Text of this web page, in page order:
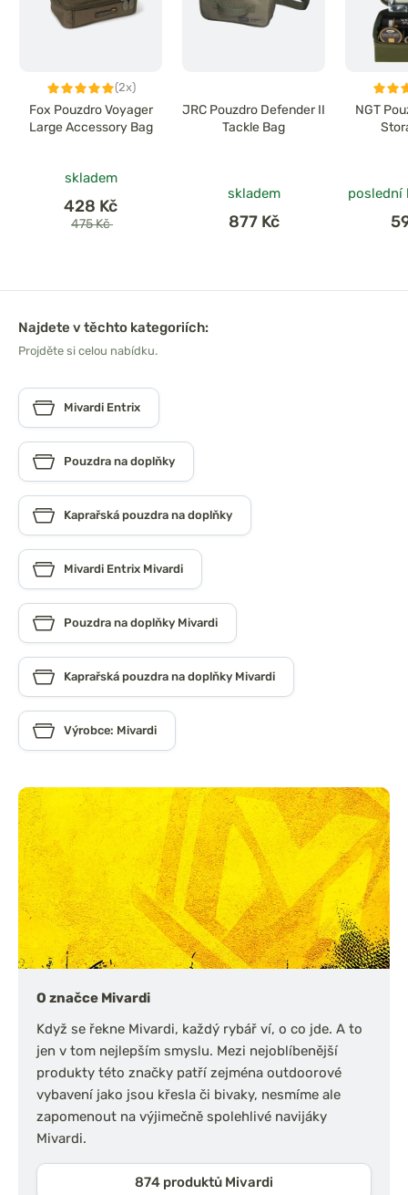
(2x)
Fox Pouzdro Voyager
Large Accessory Bag
skladem
428 Kč
475 Kč
JRC Pouzdro Defender II
Tackle Bag
skladem
877 Kč
NGT
poslední
Najdete v těchto kategoriích:
Projděte si celou nabídku.
Mivardi Entrix
Pouzdra na doplňky
Kaprařská pouzdra na doplňky
Mivardi Entrix Mivardi
Pouzdra na doplňky Mivardi
Kaprařská pouzdra na doplňky Mivardi
Výrobce: Mivardi
O značce Mivardi
Když se řekne Mivardi, každý rybář ví, o co jde. A to
jen v tom nejlepším smyslu. Mezi nejoblíbenější
produkty této značky patří zejména outdoorové
vybavení jako jsou křesla či bivaky, nesmíme ale
zapomenout na výjimečně spolehlivé navijáky
Mivardi.
874 produktů Mivardi